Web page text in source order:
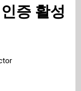
증 활성